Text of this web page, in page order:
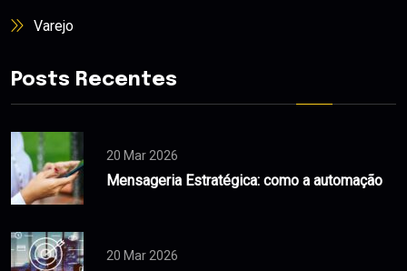
Varejo
Posts Recentes
20 Mar 2026
Mensageria Estratégica: como a automação
20 Mar 2026